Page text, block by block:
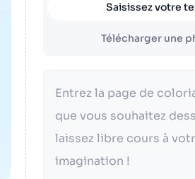
Saisissez votre
Télécharger une